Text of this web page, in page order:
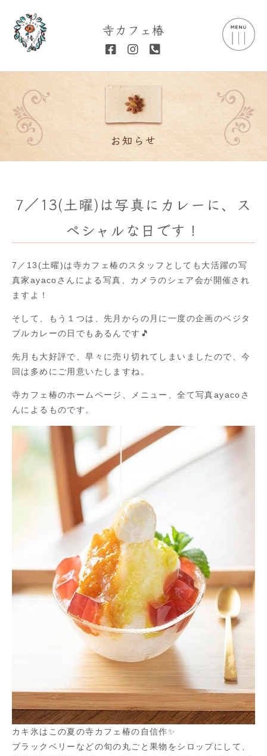
寺カフェ椿
お知らせ
7／13(土曜)は写真にカレーに、ス
ペシャルな日です！
7／13(土曜)は寺カフェ椿のスタッフとしても大活躍の写
真家ayacoさんによる写真、カメラのシェア会が開催され
ますよ！
そして、もう１つは、先月からの月に一度の企画のベジタ
ブルカレーの日でもあるんです🎵
先月も大好評で、早々に売り切れてしまいましたので、今
回は多めにご用意いたしますね。
寺カフェ椿のホームページ、メニュー、全て写真ayacoさ
んによるものです。
カキ氷はこの夏の寺カフェ椿の自信作✨
ブラックベリーなどの旬の丸ごと果物をシロップにして、